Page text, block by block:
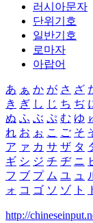
러시아문자
단위기호
일반기호
로마자
아랍어
あ ぁ か が さ ざ
き ぎ し じ ち ぢ
ぬ ふ ぶ ぷ む ゆ
れ お ぉ こ ご そ
ア ァ カ サ ザ タ
ギ シ ジ チ ヂ ニ
フ ブ プ ム ユ ュ
ォ コ ゴ ソ ゾ ト
http://